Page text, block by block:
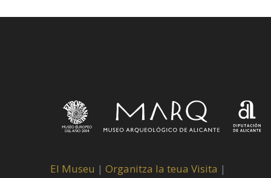
El Museu | Organitza la teua Visita |